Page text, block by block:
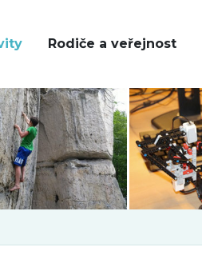
Rodiče a veřejnost